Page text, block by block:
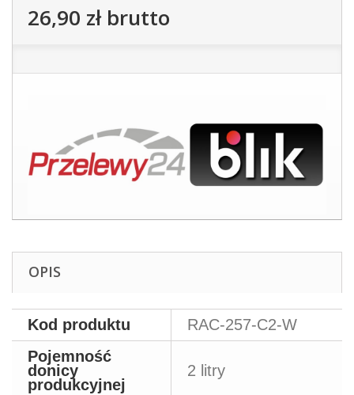
26,90 złbrutto
OPIS
Kod produktu
RAC-257-C2-W
Pojemność
donicy
produkcyjnej
2 litry